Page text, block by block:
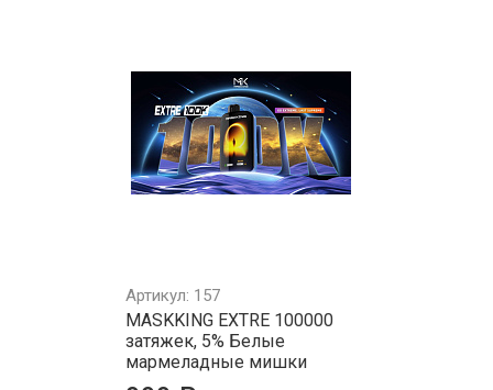
Артикул: 157
MASKKING EXTRE 100000
затяжек, 5% Белые
мармеладные мишки